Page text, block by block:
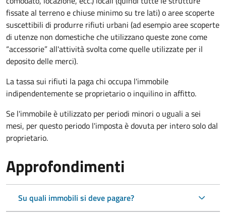
fissate al terreno e chiuse minimo su tre lati) o aree scoperte
suscettibili di produrre rifiuti urbani (ad esempio aree scoperte
di utenze non domestiche che utilizzano queste zone come
“accessorie” all'attività svolta come quelle utilizzate per il
deposito delle merci).
La tassa sui rifiuti la paga chi occupa l'immobile
indipendentemente se proprietario o inquilino in affitto.
Se l'immobile è utilizzato per periodi minori o uguali a sei
mesi, per questo periodo l'imposta è dovuta per intero solo dal
proprietario.
Approfondimenti
Su quali immobili si deve pagare?